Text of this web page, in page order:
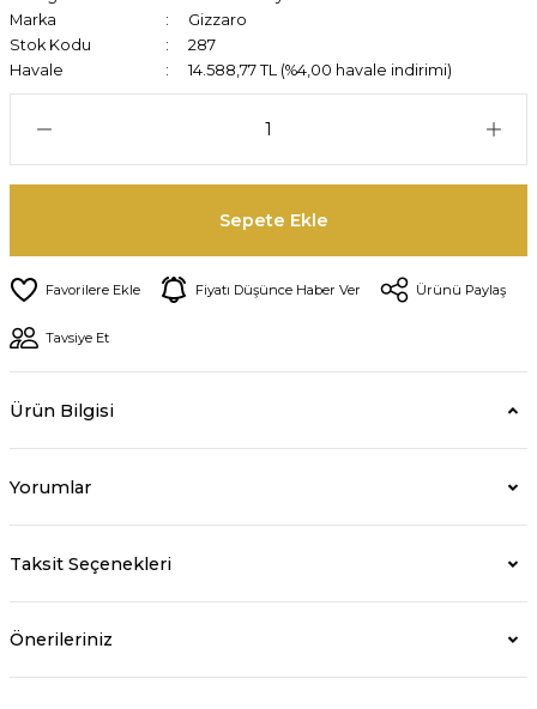
Marka
Gizzaro
Stok Kodu
287
Havale
14.588,77 TL (%4,00 havale indirimi)
Sepete Ekle
Fiyatı Düşünce Haber Ver Ürünü Paylaş
Tavsiye Et
Ürün Bilgisi
Yorumlar
Taksit Seçenekleri
Önerileriniz